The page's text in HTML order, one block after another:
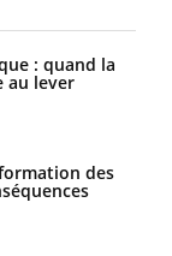
: quand la
au lever
des